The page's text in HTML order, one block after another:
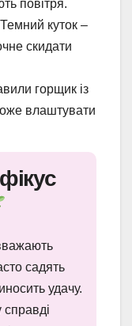
повітря.
Темний куток –
скидати
горщик із
влаштувати
садять
удачу.
справді